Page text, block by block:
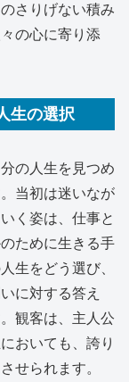
さりげない積み
の心に寄り添
生の選択
の人生を見つめ
当初は迷いなが
く姿は、仕事と
ために生きる手
生をどう選び、
に対する答え
観客は、主人公
おいても、誇り
せられます。